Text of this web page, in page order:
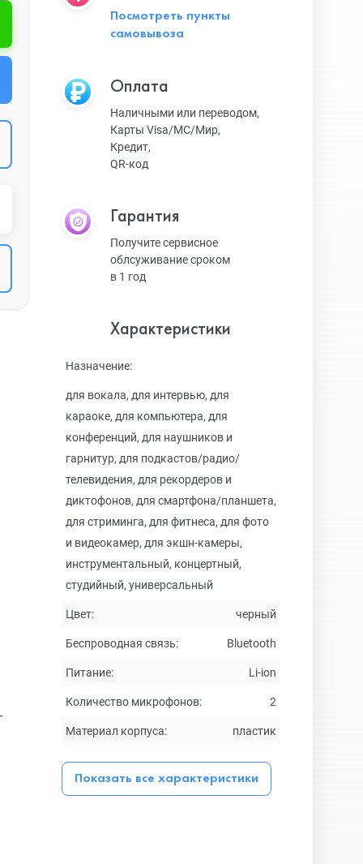
Посмотреть пункты
самовывоза
Оплата
Наличными или переводом,
Карты Visa/MC/Мир,
Кредит,
QR-код
Гарантия
Получите сервисное
облсуживание сроком
в 1 год
Характеристики
Назначение:
для вокала, для интервью, для
караоке, для компьютера, для
конференций, для наушников и
гарнитур, для подкастов/радио/
телевидения, для рекордеров и
диктофонов, для смартфона/планшета,
для стриминга, для фитнеса, для фото
и видеокамер, для экшн-камеры,
инструментальный, концертный,
студийный, универсальный
Цвет: черный
Беспроводная связь: Bluetooth
Питание: Li-ion
Количество микрофонов: 2
Материал корпуса: пластик
Показать все характеристики